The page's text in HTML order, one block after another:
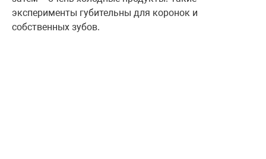
эксперименты губительны для коронок и
собственных зубов.